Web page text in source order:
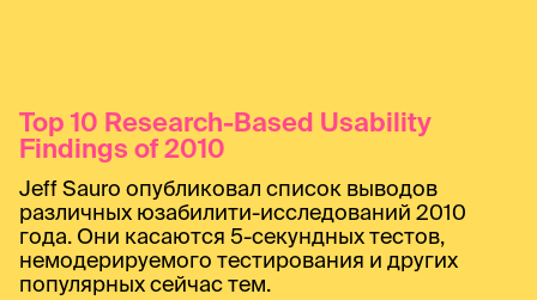
Top 10 Research-Based Usability
Findings of 2010
Jeff Sauro опубликовал список выводов
различных юзабилити-исследований 2010
года. Они касаются 5-секундных тестов,
немодерируемого тестирования и других
популярных сейчас тем.